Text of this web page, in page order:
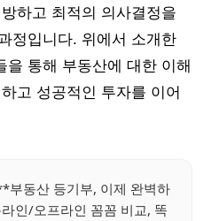
하고 최적의 의사결정을
정입니다. 위에서 소개한
을 통해 부동산에 대한 이해
고 성공적인 투자를 이어
부동산 등기부, 이제 완벽하
인/오프라인 꼼꼼 비교, 똑